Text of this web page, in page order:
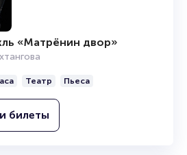
«Матрёнин двор»
Театр Пьеса
билеты